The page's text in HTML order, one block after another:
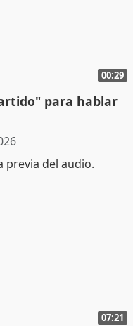
00:29
para hablar
07:21